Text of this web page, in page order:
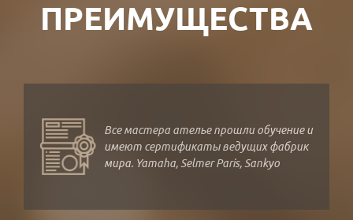
ПРЕИМУЩЕСТВА
Все мастера ателье прошли обучение и
имеют сертификаты ведущих фабрик
мира. Yamaha, Selmer Paris, Sankyo